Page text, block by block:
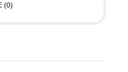
(0)